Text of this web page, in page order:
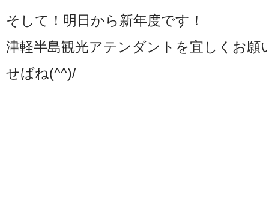
そして！明日から新年度です！
津軽半島観光アテンダントを宜しくお願
せばね(^^)/